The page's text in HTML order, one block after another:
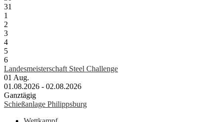
31
1
2
3
4
5
6
Landesmeisterschaft Steel Challenge
01 Aug.
01.08.2026 - 02.08.2026
Ganztägig
Schießanlage Philippsburg